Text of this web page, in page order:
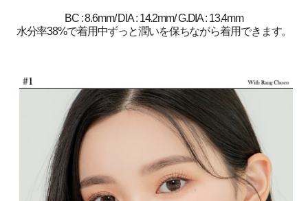
BC : 8.6mm/ DIA : 14.2mm/ G.DIA : 13.4mm
水分率38%で着用中ずっと潤いを保ちながら着用できます。